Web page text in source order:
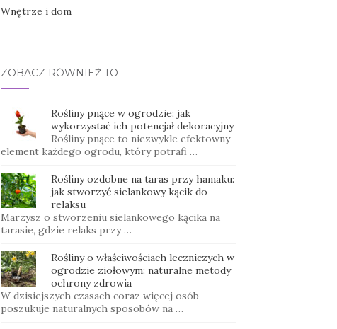
Wnętrze i dom
ZOBACZ RÓWNIEŻ TO
Rośliny pnące w ogrodzie: jak
wykorzystać ich potencjał dekoracyjny
Rośliny pnące to niezwykle efektowny
element każdego ogrodu, który potrafi …
Rośliny ozdobne na taras przy hamaku:
jak stworzyć sielankowy kącik do
relaksu
Marzysz o stworzeniu sielankowego kącika na
tarasie, gdzie relaks przy …
Rośliny o właściwościach leczniczych w
ogrodzie ziołowym: naturalne metody
ochrony zdrowia
W dzisiejszych czasach coraz więcej osób
poszukuje naturalnych sposobów na …